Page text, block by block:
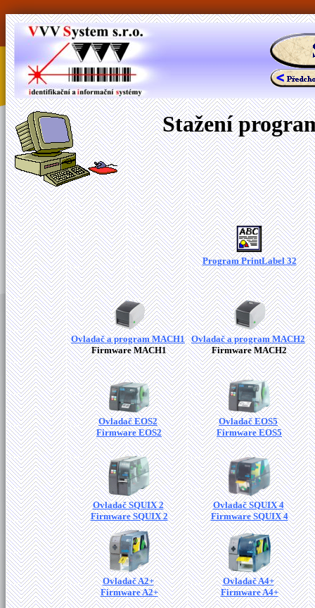
Stažení
Program PrintLabel 32
Ovladač a program MACH1
Firmware MACH1
Ovladač a program MACH2
Firmware MACH2
Ovladač EOS2
Firmware EOS2
Ovladač EOS5
Firmware EOS5
Ovladač SQUIX 2
Firmware SQUIX 2
Ovladač SQUIX 4
Firmware SQUIX 4
Ovladač A2+
Firmware A2+
Ovladač A4+
Firmware A4+